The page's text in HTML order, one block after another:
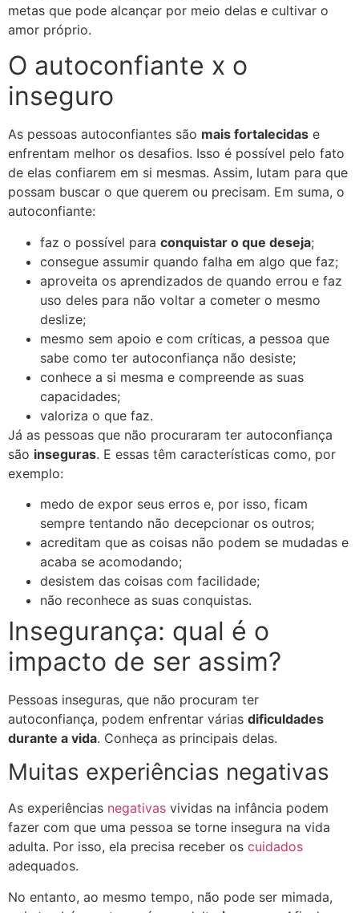
metas que pode alcançar por meio delas e cultivar o
amor próprio.
O autoconfiante x o
inseguro
As pessoas autoconfiantes são mais fortalecidas e
enfrentam melhor os desafios. Isso é possível pelo fato
de elas confiarem em si mesmas. Assim, lutam para que
possam buscar o que querem ou precisam. Em suma, o
autoconfiante:
faz o possível para conquistar o que deseja;
consegue assumir quando falha em algo que faz;
aproveita os aprendizados de quando errou e faz
uso deles para não voltar a cometer o mesmo
deslize;
mesmo sem apoio e com críticas, a pessoa que
sabe como ter autoconfiança não desiste;
conhece a si mesma e compreende as suas
capacidades;
​​valoriza o que faz.
Já as pessoas que não procuraram ter autoconfiança
são inseguras. E essas têm características como, por
exemplo:
medo de expor seus erros e, por isso, ficam
sempre tentando não decepcionar os outros;
acreditam que as coisas não podem se mudadas e
acaba se acomodando;
desistem das coisas com facilidade;
não reconhece as suas conquistas.
Insegurança: qual é o
impacto de ser assim?
Pessoas inseguras, que não procuram ter
autoconfiança, podem enfrentar várias dificuldades
durante a vida. Conheça as principais delas.
Muitas experiências negativas
As experiências negativas vividas na infância podem
fazer com que uma pessoa se torne insegura na vida
adulta. Por isso, ela precisa receber os cuidados
adequados.
No entanto, ao mesmo tempo, não pode ser mimada,